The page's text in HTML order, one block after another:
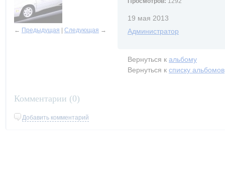
← Предыдущая Следующая →
19 мая 2013
Администратор
Вернуться к альбому
Вернуться к списку альбомов
Комментарии (0)
Добавить комментарий